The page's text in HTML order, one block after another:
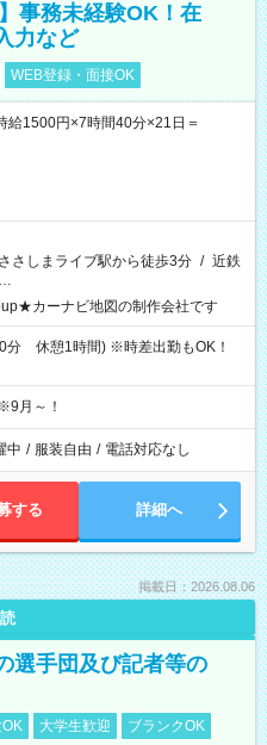
事務未経験OK！在
力など
WEB登録・面接OK
1500円×7時間40分×21日＝
ささしまライブ駅から徒歩3分 / 近鉄
…
カーナビ地図の制作会社です
分 休憩1時間) ※時差出勤もOK！
月～！
中 / 服装自由 / 電話対応なし
する 詳細へ
掲載日：2026.08.06
選手団及び記者等の
大学生歓迎
ブランクOK